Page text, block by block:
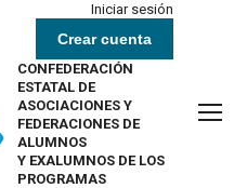
Iniciar sesión
Crear cuenta
CONFEDERACIÓN
ESTATAL DE
ASOCIACIONES Y
FEDERACIONES DE
ALUMNOS
Y EXALUMNOS DE LOS
PROGRAMAS